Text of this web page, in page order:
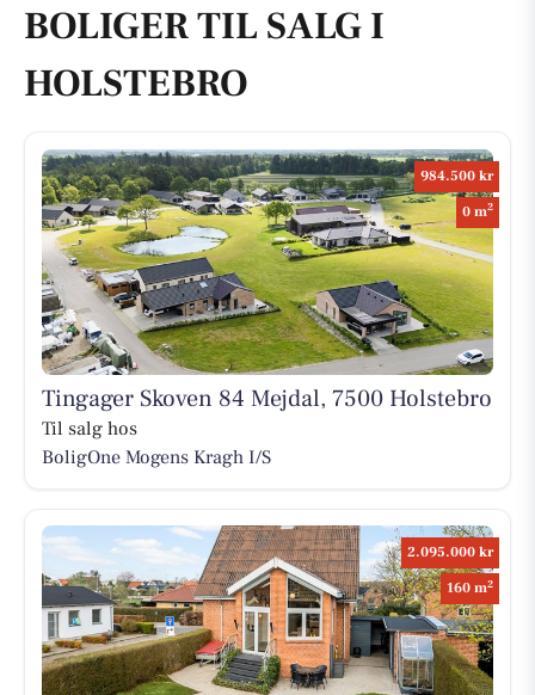
BOLIGER TIL SALG I
HOLSTEBRO
984.500 kr
0 m2
Tingager Skoven 84 Mejdal, 7500 Holstebro
Til salg hos
BoligOne Mogens Kragh I/S
2.095.000 kr
160 m2